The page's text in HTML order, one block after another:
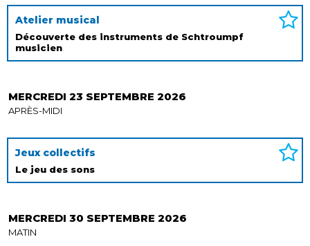
Atelier musical
Découverte des instruments de Schtroumpf
musicien
Jeux collectifs
Le jeu des sons
MERCREDI 23 SEPTEMBRE 2026
APRÈS-MIDI
MERCREDI 30 SEPTEMBRE 2026
MATIN